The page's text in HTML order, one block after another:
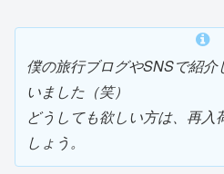
僕の旅行ブログやSNSで紹
いました（笑）
どうしても欲しい方は、再入
しょう。